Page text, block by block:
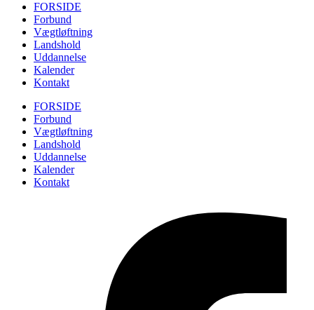
FORSIDE
Forbund
Vægtløftning
Landshold
Uddannelse
Kalender
Kontakt
FORSIDE
Forbund
Vægtløftning
Landshold
Uddannelse
Kalender
Kontakt